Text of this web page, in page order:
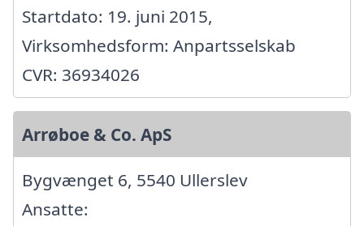
Startdato: 19. juni 2015,
Virksomhedsform: Anpartsselskab
CVR: 36934026
Arrøboe & Co. ApS
Bygvænget 6, 5540 Ullerslev
Ansatte: